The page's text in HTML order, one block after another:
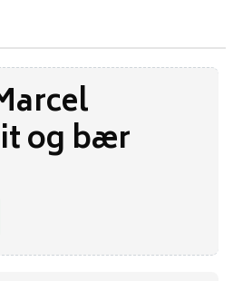
og bær